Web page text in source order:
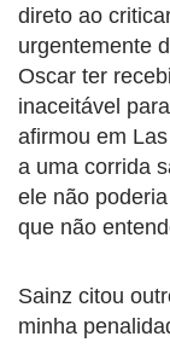
direto ao
urgentemente
Oscar ter
inaceitável
afirmou em
a uma corrida
ele não
que não
Sainz citou
minha